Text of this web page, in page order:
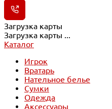
Загрузка карты
Загрузка карты ...
Каталог
Игрок
Вратарь
Нательное белье
Сумки
Одежда
Аксессуары